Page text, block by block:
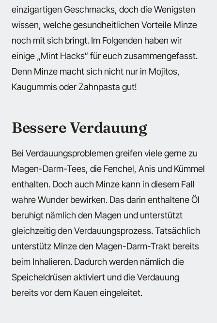
einzigartigen Geschmacks, doch die Wenigsten
wissen, welche gesundheitlichen Vorteile Minze
noch mit sich bringt. Im Folgenden haben wir
einige „Mint Hacks“ für euch zusammengefasst.
Denn Minze macht sich nicht nur in Mojitos,
Kaugummis oder Zahnpasta gut!
Bessere Verdauung
Bei Verdauungsproblemen greifen viele gerne zu
Magen-Darm-Tees, die Fenchel, Anis und Kümmel
enthalten. Doch auch Minze kann in diesem Fall
wahre Wunder bewirken. Das darin enthaltene Öl
beruhigt nämlich den Magen und unterstützt
gleichzeitig den Verdauungsprozess. Tatsächlich
unterstütz Minze den Magen-Darm-Trakt bereits
beim Inhalieren. Dadurch werden nämlich die
Speicheldrüsen aktiviert und die Verdauung
bereits vor dem Kauen eingeleitet.